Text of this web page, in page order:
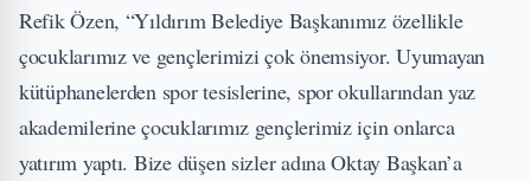
Refik Özen, “Yıldırım Belediye Başkanımız özellikle
çocuklarımız ve gençlerimizi çok önemsiyor. Uyumayan
kütüphanelerden spor tesislerine, spor okullarından yaz
akademilerine çocuklarımız gençlerimiz için onlarca
yatırım yaptı. Bize düşen sizler adına Oktay Başkan’a